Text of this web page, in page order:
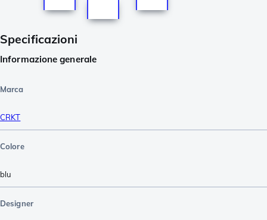
Specificazioni
Informazione generale
Marca
CRKT
Colore
blu
Designer